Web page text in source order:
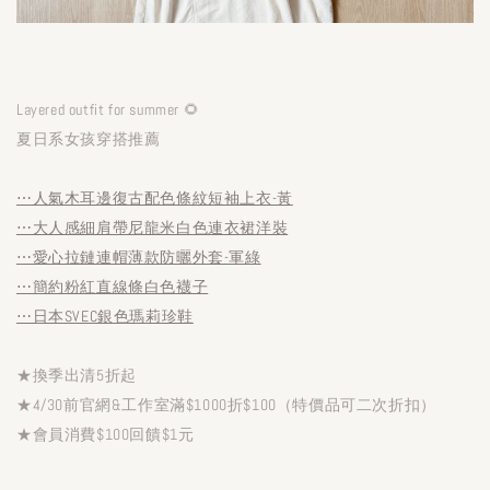
Layered outfit for summer 🌻
夏日系女孩穿搭推薦
⋯人氣木耳邊復古配色條紋短袖上衣-黃
⋯大人感細肩帶尼龍米白色連衣裙洋裝
⋯愛心拉鏈連帽薄款防曬外套-軍綠
⋯簡約粉紅直線條白色襪子
⋯日本SVEC銀色瑪莉珍鞋
★換季出清5折起
★4/30前官網&工作室滿$1000折$100（特價品可二次折扣）
★會員消費$100回饋$1元